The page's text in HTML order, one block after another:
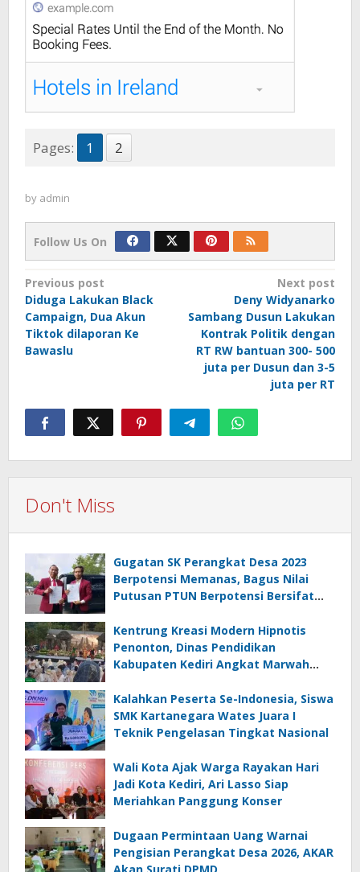
Pages: 1 2
by admin
Follow Us On
Post
navigation
Previous post
Diduga Lakukan Black
Campaign, Dua Akun
Tiktok dilaporan Ke
Bawaslu
Next post
Deny Widyanarko
Sambang Dusun Lakukan
Kontrak Politik dengan
RT RW bantuan 300- 500
juta per Dusun dan 3-5
juta per RT
Don't Miss
Gugatan SK Perangkat Desa 2023
Berpotensi Memanas, Bagus Nilai
Putusan PTUN Berpotensi Bersifat
Kentrung Kreasi Modern Hipnotis
Penonton, Dinas Pendidikan
Kabupaten Kediri Angkat Marwah
Kalahkan Peserta Se-Indonesia, Siswa
SMK Kartanegara Wates Juara I
Teknik Pengelasan Tingkat Nasional
Wali Kota Ajak Warga Rayakan Hari
Jadi Kota Kediri, Ari Lasso Siap
Meriahkan Panggung Konser
Dugaan Permintaan Uang Warnai
Pengisian Perangkat Desa 2026, AKAR